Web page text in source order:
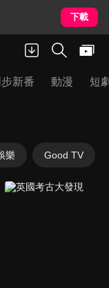
下載
步新番 動漫 短
樂 Good TV